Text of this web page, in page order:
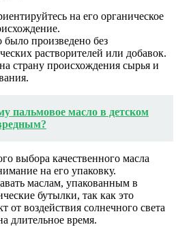
на его органическое
было произведено без
растворителей или добавок.
страну происхождения сырья и
пальмовое масло в детском
выбора качественного масла
на его упаковку.
маслам, упакованным в
бутылки, так как это
от воздействия солнечного света
длительное время.